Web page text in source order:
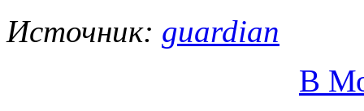
Источник: guardian
В